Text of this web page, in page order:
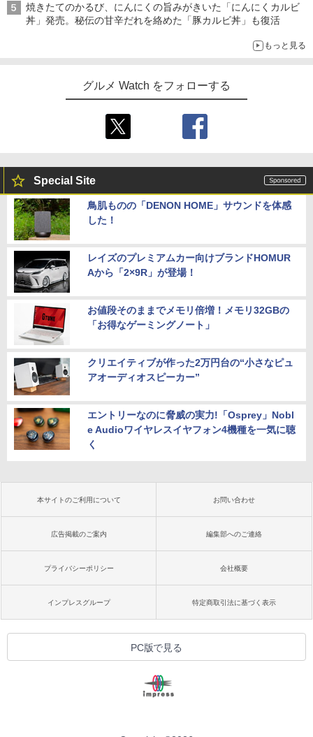
焼きたてのかるび、にんにくの旨みがきいた「にんにくカルビ
丼」発売。秘伝の甘辛だれを絡めた「豚カルビ丼」も復活
もっと見る
グルメ Watch をフォローする
Special Site
鳥肌ものの「DENON HOME」サウンドを体感
した！
レイズのプレミアムカー向けブランドHOMUR
Aから「2×9R」が登場！
お値段そのままでメモリ倍増！メモリ32GBの
「お得なゲーミングノート」
クリエイティブが作った2万円台の“小さなピュ
アオーディオスピーカー”
エントリーなのに脅威の実力!「Osprey」Nobl
e Audioワイヤレスイヤフォン4機種を一気に聴
く
本サイトのご利用について お問い合わせ
広告掲載のご案内 編集部へのご連絡
プライバシーポリシー 会社概要
インプレスグループ 特定商取引法に基づく表示
PC版で見る